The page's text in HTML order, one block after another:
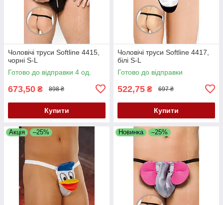
Чоловічі труси Softline 4415,
чорні S-L
Готово до відправки 4 од.
673,50 ₴ 898 ₴
Купити
Чоловічі труси Softline 4417,
білі S-L
Готово до відправки
522,75 ₴ 697 ₴
Купити
Акція –25% Новинка –25%